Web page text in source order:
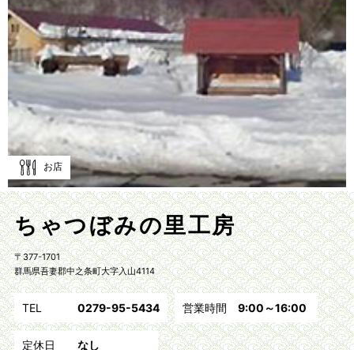
体験 イベント ツアー
中之条町その他のエリア
お店
ちゃつぼみの里工房
〒377-1701
群馬県吾妻郡中之条町大字入山4114
TEL 0279-95-5434 営業時間 9:00～16:00
定休日 なし